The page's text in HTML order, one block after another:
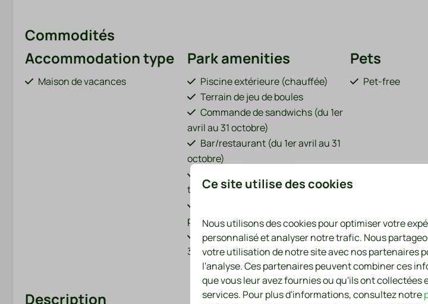
Commodités
Accommodation type
Maison de vacances
Park amenities
Piscine extérieure (chauffée)
Terrain de jeu de boules
Commande de sandwichs (du 1er
avril au 31 octobre)
Bar/restaurant (du 1er avril au 31
octobre)
trampoline
parc)
Location de vélos (du 1er avril au
31 octobre)
Bornes de recharge pour voitures
électriques
Terrain de sport (football, volley-
Pets
Pet-free
Voir plus ↓
Description
Ce site utilise des cookies
Nous utilisons des cookies pour optimiser votre
personnalisé et analyser notre trafic. Nous
votre utilisation de notre site avec nos partenaires
l'analyse. Ces partenaires peuvent combiner ces
que vous leur avez fournies ou qu'ils ont
services. Pour plus d'informations, consultez notre